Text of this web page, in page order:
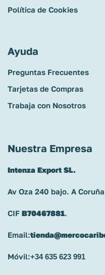
Política de Cookies
Ayuda
Preguntas Frecuentes
Tarjetas de Compras
Trabaja con Nosotros
Nuestra Empresa
Intenza Export SL.
Av Oza 240 bajo. A
CIF B70467881.
Email:
Móvil:+34 635 623 991